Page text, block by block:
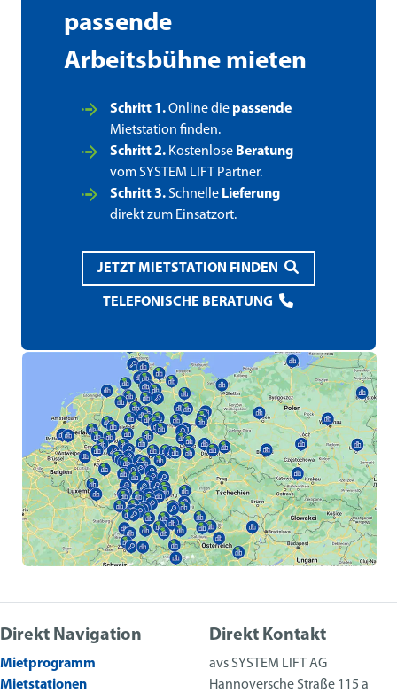
passende
Arbeitsbühne mieten
Schritt 1.Online diepassende
Mietstation finden.
Schritt 2. Kostenlose Beratung
vom SYSTEM LIFT Partner.
Schritt 3.Schnelle Lieferung
direkt zum Einsatzort.
JETZT MIETSTATION FINDEN
TELEFONISCHE BERATUNG
Direkt Navigation
Mietprogramm
Mietstationen
Direkt Kontakt
avs SYSTEM LIFT AG
Hannoversche Straße 115 a